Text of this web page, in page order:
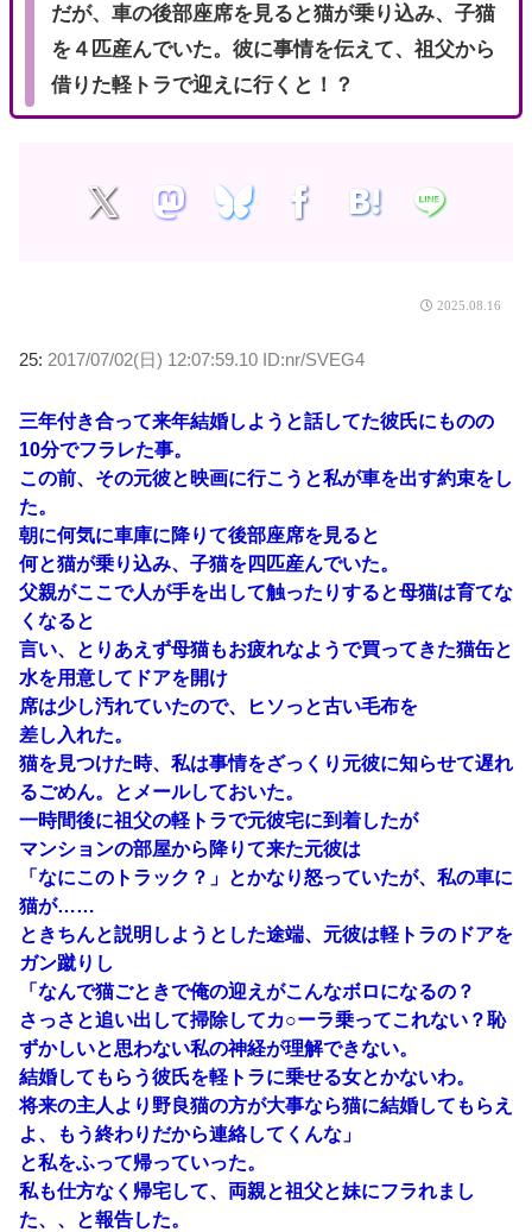
だが、車の後部座席を見ると猫が乗り込み、子猫
を４匹産んでいた。彼に事情を伝えて、祖父から
借りた軽トラで迎えに行くと！？
2025.08.16
25: 2017/07/02(日) 12:07:59.10 ID:nr/SVEG4
三年付き合って来年結婚しようと話してた彼氏にものの
10分でフラレた事。
この前、その元彼と映画に行こうと私が車を出す約束をし
た。
朝に何気に車庫に降りて後部座席を見ると
何と猫が乗り込み、子猫を四匹産んでいた。
父親がここで人が手を出して触ったりすると母猫は育てな
くなると
言い、とりあえず母猫もお疲れなようで買ってきた猫缶と
水を用意してドアを開け
席は少し汚れていたので、ヒソっと古い毛布を
差し入れた。
猫を見つけた時、私は事情をざっくり元彼に知らせて遅れ
るごめん。とメールしておいた。
一時間後に祖父の軽トラで元彼宅に到着したが
マンションの部屋から降りて来た元彼は
「なにこのトラック？」とかなり怒っていたが、私の車に
猫が……
ときちんと説明しようとした途端、元彼は軽トラのドアを
ガン蹴りし
「なんで猫ごときで俺の迎えがこんなボロになるの？
さっさと追い出して掃除してカ○ーラ乗ってこれない？恥
ずかしいと思わない私の神経が理解できない。
結婚してもらう彼氏を軽トラに乗せる女とかないわ。
将来の主人より野良猫の方が大事なら猫に結婚してもらえ
よ、もう終わりだから連絡してくんな」
と私をふって帰っていった。
私も仕方なく帰宅して、両親と祖父と妹にフラれまし
た、、と報告した。